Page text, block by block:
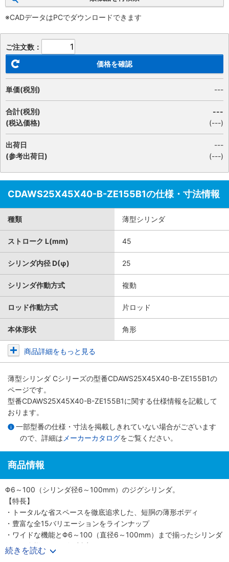
※CADデータはPCでダウンロードできます
ご注文数：
価格を確認
単価(税別) ---
合計(税別)
(税込価格)
---
(---)
出荷日
(参考出荷日)
---
(---)
CDAWS25X45X40-B-ZE155B1の仕様・寸法情報
種類 薄型シリンダ
ストローク L(mm) 45
シリンダ内径 D(φ) 25
シリンダ作動方式 複動
ロッド作動方式 片ロッド
本体形状 角形
商品詳細をもっと見る
薄型シリンダ Cシリーズの型番CDAWS25X45X40-B-ZE155B1の
ページです。
型番CDAWS25X45X40-B-ZE155B1に関する仕様情報を記載して
おります。
一部型番の仕様・寸法を掲載しきれていない場合がございます
ので、詳細は メーカーカタログをご覧ください。
商品情報
Φ6～100（シリンダ径6～100mm）のジグシリンダ。
【特長】
・トータルな省スペースを徹底追求した、短胴の薄形ボディ
・豊富な全15バリエーションをラインナップ
・ワイドな機能とΦ6～100（直径6～100mm）まで揃ったシリンダ
径で、多様なニーズに対応
・スクエアロッドで回転レス機能がプラス、機械装置の高効率設計
続きを読む